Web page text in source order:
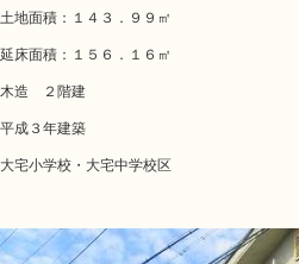
土地面積：１４３．９９㎡
延床面積：１５６．１６㎡
木造 ２階建
平成３年建築
大宅小学校・大宅中学校区